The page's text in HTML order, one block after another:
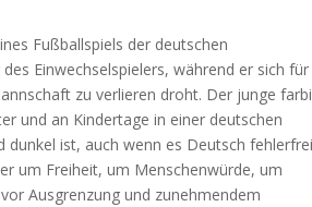
Fußballspiels der deutschen
Einwechselspielers, während er sich für
zu verlieren droht. Der junge
und an Kindertage in einer deutschen
ist, auch wenn es Deutsch fehlerfrei
um Freiheit, um Menschenwürde, um
Ausgrenzung und zunehmendem